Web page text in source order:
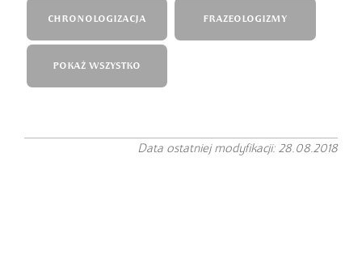
CHRONOLOGIZACJA FRAZEOLOGIZMY
POKAŻ WSZYSTKO
Data ostatniej modyfikacji: 28.08.2018